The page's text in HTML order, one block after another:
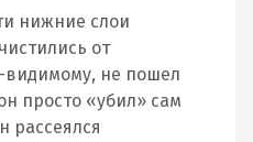
нижние слои
от
видимому, не пошел
просто «убил» сам
рассеялся